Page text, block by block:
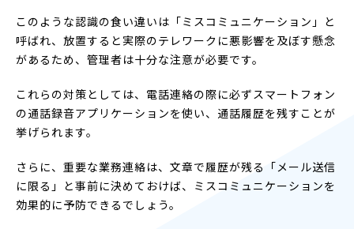
このような認識の食い違いは「ミスコミュニケーション」と
呼ばれ、放置すると実際のテレワークに悪影響を及ぼす懸念
があるため、管理者は十分な注意が必要です。
これらの対策としては、電話連絡の際に必ずスマートフォン
の通話録音アプリケーションを使い、通話履歴を残すことが
挙げられます。
さらに、重要な業務連絡は、文章で履歴が残る「メール送信
に限る」と事前に決めておけば、ミスコミュニケーションを
効果的に予防できるでしょう。